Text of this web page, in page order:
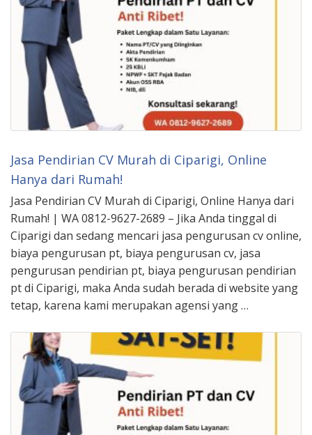
Jasa Pendirian CV Murah di Ciparigi, Online
Hanya dari Rumah!
Jasa Pendirian CV Murah di Ciparigi, Online Hanya dari
Rumah! | WA 0812-9627-2689 – Jika Anda tinggal di
Ciparigi dan sedang mencari jasa pengurusan cv online,
biaya pengurusan pt, biaya pengurusan cv, jasa
pengurusan pendirian pt, biaya pengurusan pendirian
pt di Ciparigi, maka Anda sudah berada di website yang
tetap, karena kami merupakan agensi yang …